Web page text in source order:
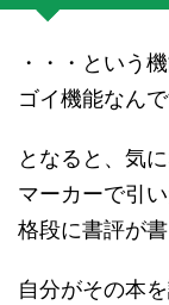
・・・という
ゴイ機能なんで
となると、気
マーカーで引
格段に書評が
自分がその本